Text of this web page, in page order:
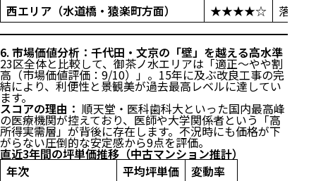
西エリア（水道橋・猿楽町方面）
★★★★☆ 落ち
6. 市場価値分析：千代田・文京の「壁」を越える高水準
23区全体と比較して、御茶ノ水エリアは「適正〜やや割
高（市場価値評価：9/10）」。15年に及ぶ改良工事の完
結により、利便性と景観美が過去最高レベルに達してい
ます。
スコアの理由： 順天堂・医科歯科大といった国内最高峰
の医療機関が控えており、医師や大学関係者という「高
所得実需層」が背後に存在します。不況時にも価格が下
がらない圧倒的な安定感から9点を評価。
直近3年間の坪単価推移（中古マンション推計）
年次
平均坪単価
変動率
直近3年間の坪単価推移（中古マンション推計）
7. 独自視点：住まい心地のリアル
8. ハザードマップと地盤の信頼性
9. まとめ